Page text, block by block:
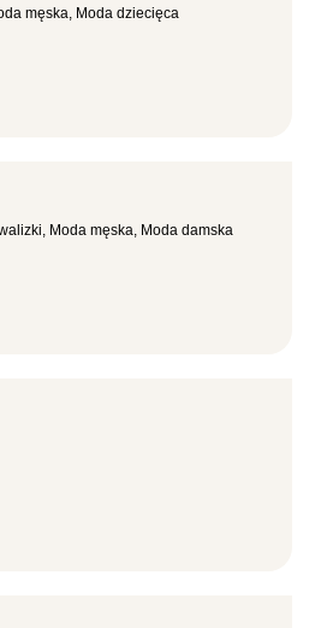
męska, Moda dziecięca
Moda męska, Moda damska